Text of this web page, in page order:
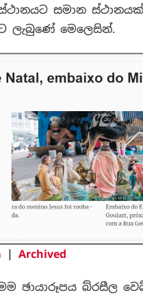
සමාන ස්ථානයක්
ලැබුණේ මෙලෙසින්.
| Archived
ඡායාරූපය බ්රසීල